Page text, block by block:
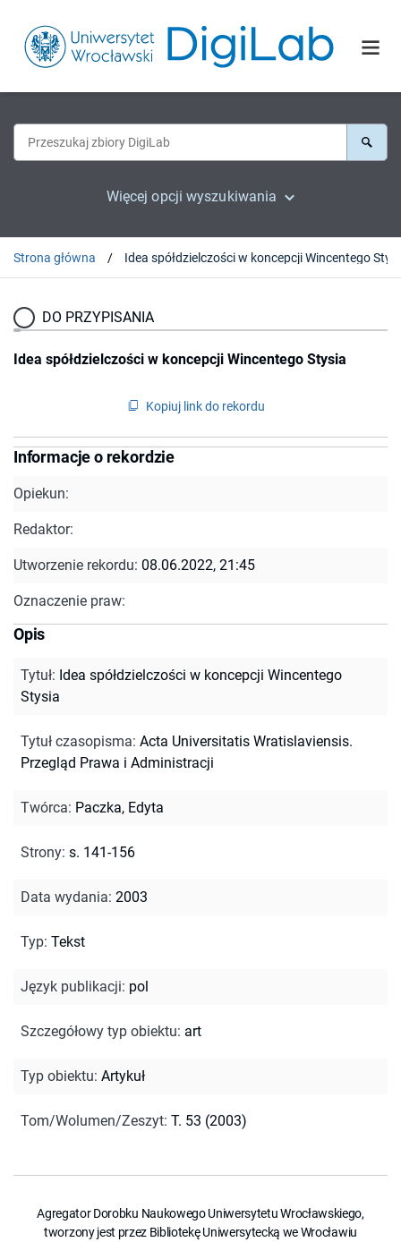
Więcej opcji wyszukiwania
Strona główna Idea spółdzielczości w koncepcji Wincentego
DO PRZYPISANIA
Idea spółdzielczości w koncepcji Wincentego Stysia
Kopiuj link do rekordu
Informacje o rekordzie
Opiekun:
Redaktor:
Utworzenie rekordu: 08.06.2022, 21:45
Oznaczenie praw:
Opis
Tytuł: Idea spółdzielczości w koncepcji Wincentego
Stysia
Tytuł czasopisma: Acta Universitatis Wratislaviensis.
Przegląd Prawa i Administracji
Twórca: Paczka, Edyta
Strony: s. 141-156
Data wydania: 2003
Typ: Tekst
Język publikacji: pol
Szczegółowy typ obiektu: art
Typ obiektu: Artykuł
Tom/Wolumen/Zeszyt: T. 53 (2003)
Agregator Dorobku Naukowego Uniwersytetu Wrocławskiego,
tworzony jest przez Bibliotekę Uniwersytecką we Wrocławiu